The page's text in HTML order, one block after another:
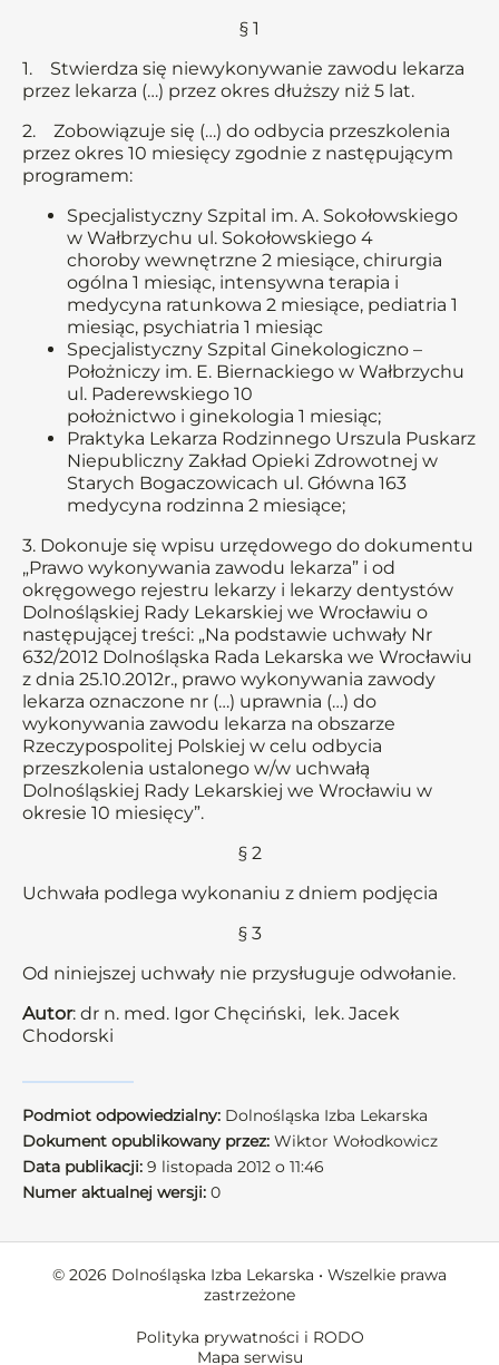
§ 1
1. Stwierdza się niewykonywanie zawodu lekarza
przez lekarza (…) przez okres dłuższy niż 5 lat.
2. Zobowiązuje się (…) do odbycia przeszkolenia
przez okres 10 miesięcy zgodnie z następującym
programem:
Specjalistyczny Szpital im. A. Sokołowskiego
w Wałbrzychu ul. Sokołowskiego 4
choroby wewnętrzne 2 miesiące, chirurgia
ogólna 1 miesiąc, intensywna terapia i
medycyna ratunkowa 2 miesiące, pediatria 1
miesiąc, psychiatria 1 miesiąc
Specjalistyczny Szpital Ginekologiczno –
Położniczy im. E. Biernackiego w Wałbrzychu
ul. Paderewskiego 10
położnictwo i ginekologia 1 miesiąc;
Praktyka Lekarza Rodzinnego Urszula Puskarz
Niepubliczny Zakład Opieki Zdrowotnej w
Starych Bogaczowicach ul. Główna 163
medycyna rodzinna 2 miesiące;
3. Dokonuje się wpisu urzędowego do dokumentu
„Prawo wykonywania zawodu lekarza” i od
okręgowego rejestru lekarzy i lekarzy dentystów
Dolnośląskiej Rady Lekarskiej we Wrocławiu o
następującej treści: „Na podstawie uchwały Nr
632/2012 Dolnośląska Rada Lekarska we Wrocławiu
z dnia 25.10.2012r., prawo wykonywania zawody
lekarza oznaczone nr (…) uprawnia (…) do
wykonywania zawodu lekarza na obszarze
Rzeczypospolitej Polskiej w celu odbycia
przeszkolenia ustalonego w/w uchwałą
Dolnośląskiej Rady Lekarskiej we Wrocławiu w
okresie 10 miesięcy”.
§ 2
Uchwała podlega wykonaniu z dniem podjęcia
§ 3
Od niniejszej uchwały nie przysługuje odwołanie.
Autor: dr n. med. Igor Chęciński, lek. Jacek
Chodorski
Podmiot odpowiedzialny: Dolnośląska Izba Lekarska
Dokument opublikowany przez: Wiktor Wołodkowicz
Data publikacji: 9 listopada 2012 o 11:46
Numer aktualnej wersji: 0
© 2026 Dolnośląska Izba Lekarska • Wszelkie prawa
zastrzeżone
Polityka prywatności i RODO
Mapa serwisu